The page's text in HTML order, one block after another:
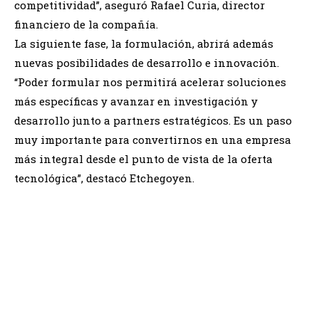
competitividad”, aseguró Rafael Curia, director
financiero de la compañía.
La siguiente fase, la formulación, abrirá además
nuevas posibilidades de desarrollo e innovación.
“Poder formular nos permitirá acelerar soluciones
más específicas y avanzar en investigación y
desarrollo junto a partners estratégicos. Es un paso
muy importante para convertirnos en una empresa
más integral desde el punto de vista de la oferta
tecnológica”, destacó Etchegoyen.